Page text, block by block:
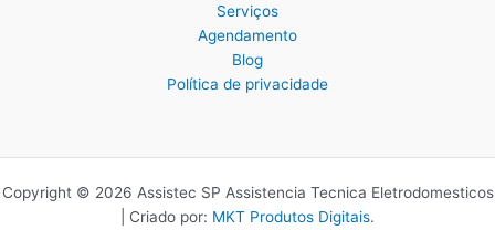
Serviços
Agendamento
Blog
Política de privacidade
Copyright © 2026 Assistec SP Assistencia Tecnica Eletrodomesticos
| Criado por: MKT Produtos Digitais.